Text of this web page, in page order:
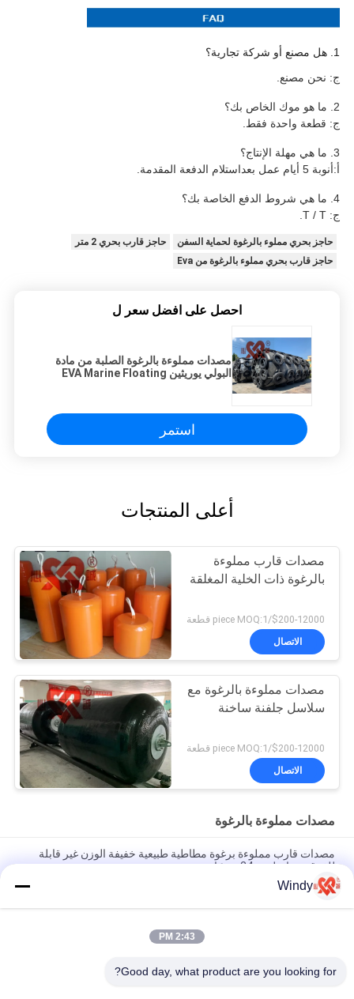
1. هل مصنع أو شركة تجارية؟
ج: نحن مصنع.
2. ما هو موك الخاص بك؟
ج: قطعة واحدة فقط.
3. ما هي مهلة الإنتاج؟
أ:أنوبة 5 أيام عمل بعد استلام الدفعة المقدمة.
4. ما هي شروط الدفع الخاصة بك؟
ج: T / T.
حاجز بحري مملوء بالرغوة لحماية السفن
حاجز قارب بحري 2 متر
حاجز قارب بحري مملوء بالرغوة من Eva
احصل على افضل سعر ل
مصدات مملوءة بالرغوة الصلبة من مادة
البولي يوريثين EVA Marine Floating
استمر
أعلى المنتجات
مصدات قارب مملوءة
بالرغوة ذات الخلية المغلقة
$200-12000/piece MOQ:1 قطعة
الاتصال
مصدات مملوءة بالرغوة مع
سلاسل جلفنة ساخنة
$200-12000/piece MOQ:1 قطعة
الاتصال
مصدات مملوءة بالرغوة
مصدات قارب مملوءة برغوة مطاطية طبيعية خفيفة الوزن غير قابلة
للغرق ضمان لمدة 24 شهرًا
وغير قابل للغرق
Windy
2:43 PM
Good day, what product are you looking for?